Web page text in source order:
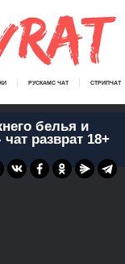
РУСКАМС ЧАТ СТРИПЧАТ
белья и
разврат 18+